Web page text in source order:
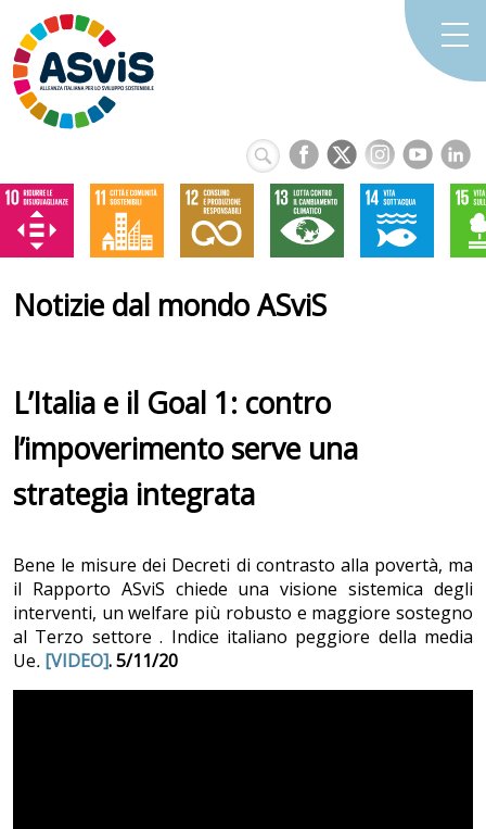
Notizie dal mondo ASviS
L’Italia e il Goal 1: contro
l’impoverimento serve una
strategia integrata
Bene le misure dei Decreti di contrasto alla povertà, ma
il Rapporto ASviS chiede una visione sistemica degli
interventi, un welfare più robusto e maggiore sostegno
al Terzo settore . Indice italiano peggiore della media
Ue. [VIDEO]. 5/11/20